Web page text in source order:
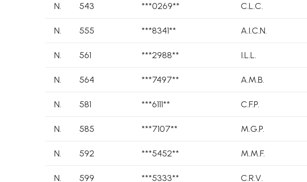
N. 543 ***0269** C.L.C.
N. 555 ***8341** A.I.C.N.
N. 561 ***2988** I.L.L.
N. 564 ***7497** A.M.B.
N. 581 ***6111** C.F.P.
N. 585 ***7107** M.G.P.
N. 592 ***5452** M.M.F.
N. 599 ***5333** C.R.V.